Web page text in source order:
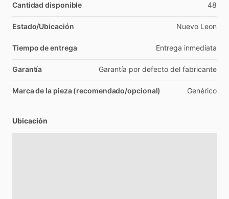
Cantidad disponible 48
Estado/Ubicación Nuevo Leon
Tiempo de entrega Entrega inmediata
Garantía Garantía por defecto del fabricante
Marca de la pieza (recomendado/opcional) Genérico
Ubicación